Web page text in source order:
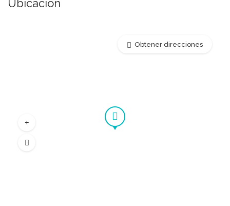
Ubicación
Obtener direcciones